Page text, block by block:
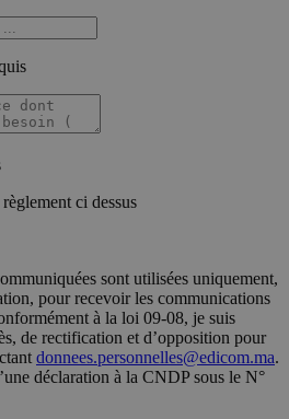
ci dessus
sont utilisées uniquement,
pour recevoir les communications
à la loi 09-08, je suis
de rectification et d’opposition pour
donnees.personnelles@edicom.ma.
déclaration à la CNDP sous le N°